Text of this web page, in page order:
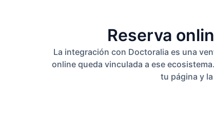
Reserva
La integración con Doctoralia es una
online queda vinculada a ese
tu página y